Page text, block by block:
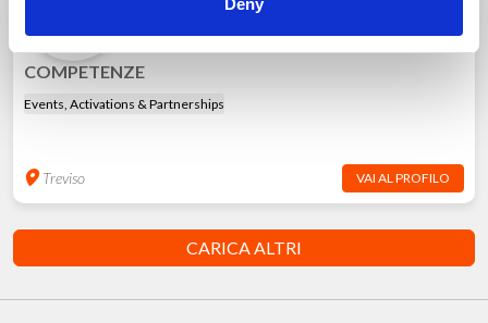
Deny
Fotografia
COMPETENZE
Events, Activations & Partnerships
Treviso VAI AL PROFILO
CARICA ALTRI